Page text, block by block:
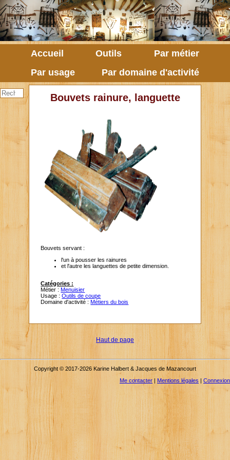
Accueil Outils
Par métier
Par usage
Par domaine d'activité
Bouvets rainure, languette
Bouvets servant :
l'un à pousser les rainures
et l'autre les languettes de petite dimension.
Catégories :
Métier :Menuisier
Usage :Outils de coupe
Domaine d'activité :Métiers du bois
Haut de page
Copyright © 2017-2026 Karine Halbert & Jacques de Mazancourt
Me contacter
Mentions légales Connexion